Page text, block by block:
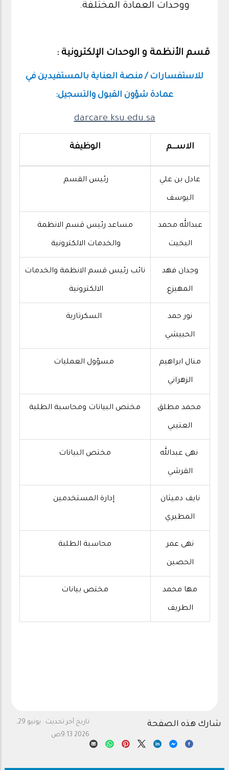
ووحدات العمادة المختلفة.
قسم الأنظمة و الوحدات الإلكترونية :
للاستفسارات / منصة العناية بالمستفيدين في
عمادة شؤون القبول والتسجيل:
darcare.ksu.edu.sa
الاســــم الوظيفة
عادل بن علي
اليوسف
رئيس القسم
عبدالله محمد
البخيت
مساعد رئيس قسم الانظمة
والخدمات الالكترونية
وجدان فهد
المهيزع
نائب رئيس قسم الانظمة والخدمات
الالكترونية
نور حمد
الحبيشي
السكرتارية
منال ابراهيم
الزهراني
مسؤول العمليات
محمد مطلق
العتيبي
مختص البيانات ومحاسبة الطلبة
نهى عبدالله
القرشي
مختص البيانات
نايف دميثان
المطيري
إدارة المستخدمين
نهى عمر
الحصين
محاسبة الطلبة
مها محمد
الطريف
مختص بيانات
تاريخ آخر تحديث :
يونيو 29,
2026 9:13ص
شارك هذه الصفحة